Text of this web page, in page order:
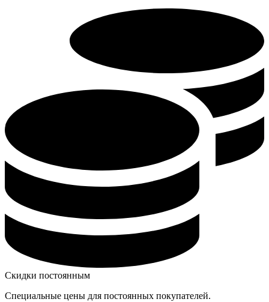
Скидки постоянным
Специальные цены для постоянных покупателей.